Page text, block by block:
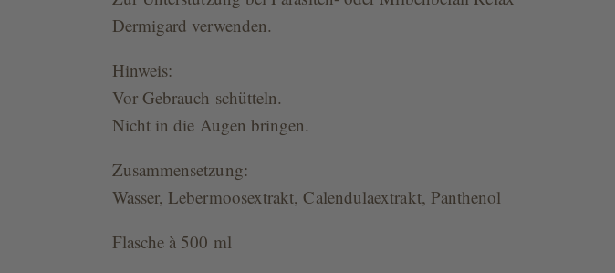
Dermigard verwenden.
Hinweis:
Vor Gebrauch schütteln.
Nicht in die Augen bringen.
Zusammensetzung:
Wasser, Lebermoosextrakt, Calendulaextrakt, Panthenol
Flasche à 500 ml